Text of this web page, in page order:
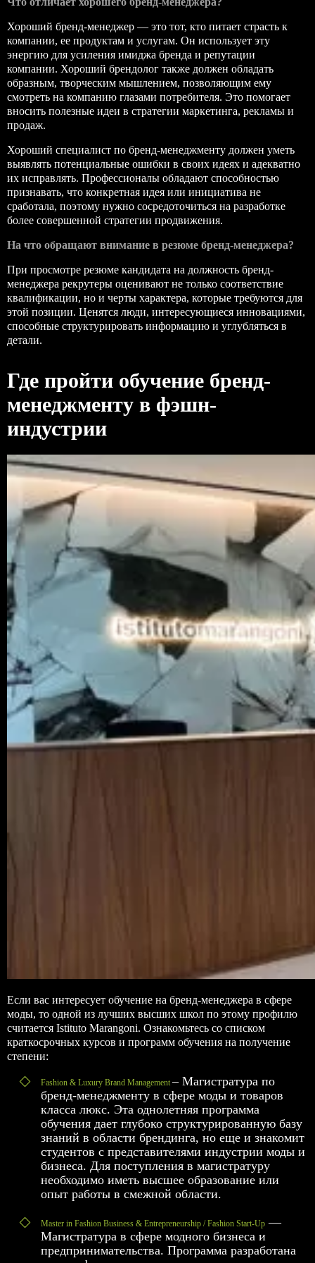
Хороший бренд-менеджер — это тот, кто питает страсть к
компании, ее продуктам и услугам. Он использует эту
энергию для усиления имиджа бренда и репутации
компании. Хороший брендолог также должен обладать
образным, творческим мышлением, позволяющим ему
смотреть на компанию глазами потребителя. Это помогает
вносить полезные идеи в стратегии маркетинга, рекламы и
продаж.
Хороший специалист по бренд-менеджменту должен уметь
выявлять потенциальные ошибки в своих идеях и адекватно
их исправлять. Профессионалы обладают способностью
признавать, что конкретная идея или инициатива не
сработала, поэтому нужно сосредоточиться на разработке
более совершенной стратегии продвижения.
На что обращают внимание в резюме бренд-менеджера?
При просмотре резюме кандидата на должность бренд-
менеджера рекрутеры оценивают не только соответствие
квалификации, но и черты характера, которые требуются для
этой позиции. Ценятся люди, интересующиеся инновациями,
способные структурировать информацию и углубляться в
детали.
Где пройти обучение бренд-
менеджменту в фэшн-
индустрии
Если вас интересует обучение на бренд-менеджера в сфере
моды, то одной из лучших высших школ по этому профилю
считается Istituto Marangoni. Ознакомьтесь со списком
краткосрочных курсов и программ обучения на получение
степени:
Fashion & Luxury Brand Management– Магистратура по
бренд-менеджменту в сфере моды и товаров
класса люкс. Эта однолетняя программа
обучения дает глубоко структурированную базу
знаний в области брендинга, но еще и знакомит
студентов с представителями индустрии моды и
бизнеса. Для поступления в магистратуру
необходимо иметь высшее образование или
опыт работы в смежной области.
Master in Fashion Business & Entrepreneurship / Fashion Start-Up —
Магистратура в сфере модного бизнеса и
предпринимательства. Программа разработана